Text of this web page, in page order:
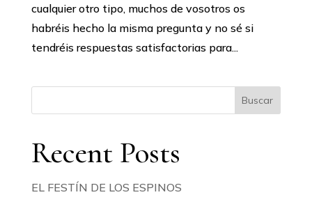
cualquier otro tipo, muchos de vosotros os
habréis hecho la misma pregunta y no sé si
tendréis respuestas satisfactorias para...
Buscar
Recent Posts
EL FESTÍN DE LOS ESPINOS